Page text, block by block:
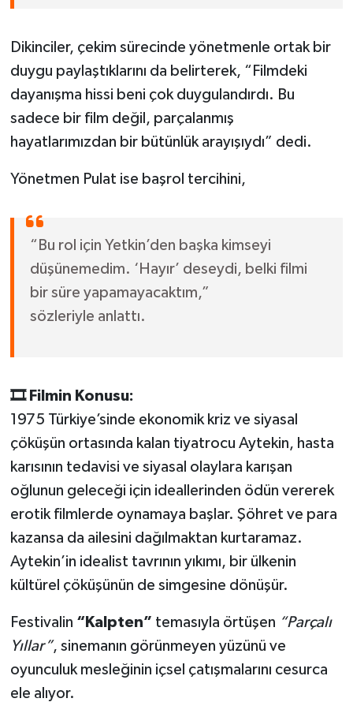
Dikinciler, çekim sürecinde yönetmenle ortak bir
duygu paylaştıklarını da belirterek, “Filmdeki
dayanışma hissi beni çok duygulandırdı. Bu
sadece bir film değil, parçalanmış
hayatlarımızdan bir bütünlük arayışıydı” dedi.
Yönetmen Pulat ise başrol tercihini,
“Bu rol için Yetkin’den başka kimseyi
düşünemedim. ‘Hayır’ deseydi, belki filmi
bir süre yapamayacaktım,”
sözleriyle anlattı.
🎞 Filmin Konusu:
1975 Türkiye’sinde ekonomik kriz ve siyasal
çöküşün ortasında kalan tiyatrocu Aytekin, hasta
karısının tedavisi ve siyasal olaylara karışan
oğlunun geleceği için ideallerinden ödün vererek
erotik filmlerde oynamaya başlar. Şöhret ve para
kazansa da ailesini dağılmaktan kurtaramaz.
Aytekin’in idealist tavrının yıkımı, bir ülkenin
kültürel çöküşünün de simgesine dönüşür.
Festivalin “Kalpten” temasıyla örtüşen “Parçalı
Yıllar”, sinemanın görünmeyen yüzünü ve
oyunculuk mesleğinin içsel çatışmalarını cesurca
ele alıyor.